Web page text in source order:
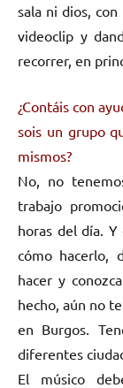
sala ni dios,
videoclip y
recorrer, en
¿Contáis con
sois un grupo
mismos?
No, no
trabajo
horas del día.
cómo hacerlo,
hacer y
hecho, aún no
en Burgos.
diferentes
El músico